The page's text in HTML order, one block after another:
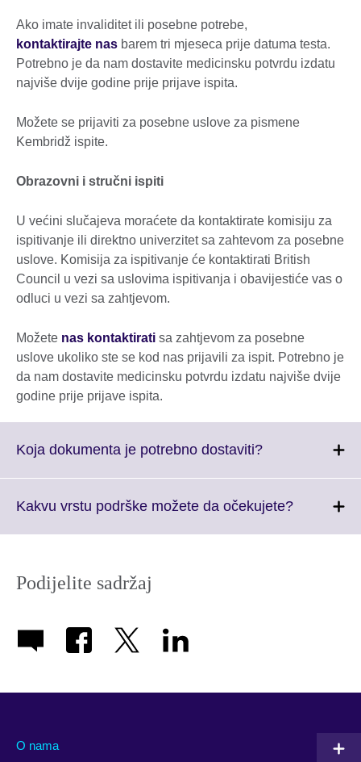
Ako imate invaliditet ili posebne potrebe,
kontaktirajte nas barem tri mjeseca prije datuma testa.
Potrebno je da nam dostavite medicinsku potvrdu izdatu
najviše dvije godine prije prijave ispita.
Možete se prijaviti za posebne uslove za pismene
Kembridž ispite.
Obrazovni i stručni ispiti
U većini slučajeva moraćete da kontaktirate komisiju za
ispitivanje ili direktno univerzitet sa zahtevom za posebne
uslove. Komisija za ispitivanje će kontaktirati British
Council u vezi sa uslovima ispitivanja i obavijestiće vas o
odluci u vezi sa zahtjevom.
Možete nas kontaktirati sa zahtjevom za posebne
uslove ukoliko ste se kod nas prijavili za ispit. Potrebno je
da nam dostavite medicinsku potvrdu izdatu najviše dvije
godine prije prijave ispita.
Koja dokumenta je potrebno dostaviti?Click
More
Kakvu vrstu podrške možete da očekujete?Click
Podijelite sadržaj
O nama